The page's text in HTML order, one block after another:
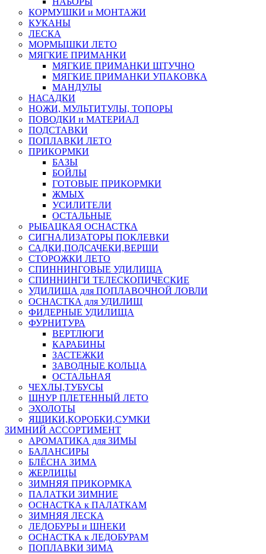
КОРМУШКИ и МОНТАЖИ
КУКАНЫ
ЛЕСКА
МОРМЫШКИ ЛЕТО
МЯГКИЕ ПРИМАНКИ
МЯГКИЕ ПРИМАНКИ ШТУЧНО
МЯГКИЕ ПРИМАНКИ УПАКОВКА
МАНДУЛЫ
НАСАДКИ
НОЖИ, МУЛЬТИТУЛЫ, ТОПОРЫ
ПОВОДКИ и МАТЕРИАЛ
ПОДСТАВКИ
ПОПЛАВКИ ЛЕТО
ПРИКОРМКИ
БАЗЫ
БОЙЛЫ
ГОТОВЫЕ ПРИКОРМКИ
ЖМЫХ
УСИЛИТЕЛИ
ОСТАЛЬНЫЕ
РЫБАЦКАЯ ОСНАСТКА
СИГНАЛИЗАТОРЫ ПОКЛЕВКИ
САДКИ,ПОДСАЧЕКИ,ВЕРШИ
СТОРОЖКИ ЛЕТО
СПИННИНГОВЫЕ УДИЛИЩА
СПИННИНГИ ТЕЛЕСКОПИЧЕСКИЕ
УДИЛИЩА для ПОПЛАВОЧНОЙ ЛОВЛИ
ОСНАСТКА для УДИЛИЩ
ФИДЕРНЫЕ УДИЛИЩА
ФУРНИТУРА
ВЕРТЛЮГИ
КАРАБИНЫ
ЗАСТЕЖКИ
ЗАВОДНЫЕ КОЛЬЦА
ОСТАЛЬНАЯ
ЧЕХЛЫ,ТУБУСЫ
ШНУР ПЛЕТЕННЫЙ ЛЕТО
ЭХОЛОТЫ
ЯЩИКИ,КОРОБКИ,СУМКИ
ЗИМНИЙ АССОРТИМЕНТ
АРОМАТИКА для ЗИМЫ
БАЛАНСИРЫ
БЛЁСНА ЗИМА
ЖЕРЛИЦЫ
ЗИМНЯЯ ПРИКОРМКА
ПАЛАТКИ ЗИМНИЕ
ОСНАСТКА к ПАЛАТКАМ
ЗИМНЯЯ ЛЕСКА
ЛЕДОБУРЫ и ШНЕКИ
ОСНАСТКА к ЛЕДОБУРАМ
ПОПЛАВКИ ЗИМА